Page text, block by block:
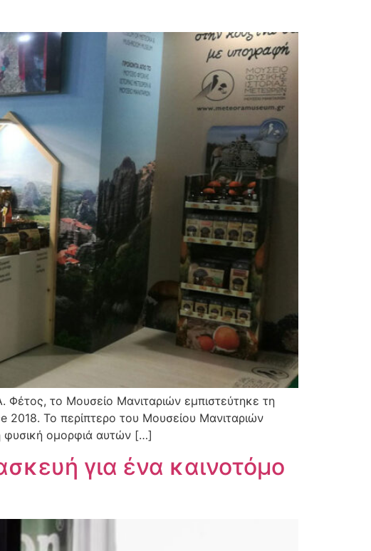
Φέτος, το Μουσείο Μανιταριών εμπιστεύτηκε τη
2018. Το περίπτερο του Μουσείου Μανιταριών
φυσική ομορφιά αυτών […]
για ένα καινοτόμο